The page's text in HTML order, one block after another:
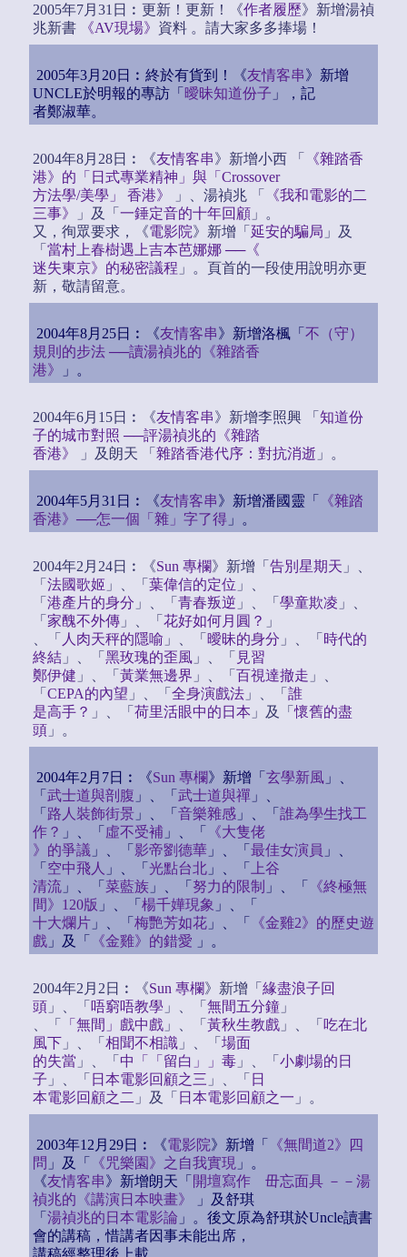
2005年7月31日︰更新！更新！《作者履歷》新增湯禎
兆新書
《AV現場》 資料 。請大家多多捧場！
2005年3月20日︰終於有貨到！《友情客串》新增
UNCLE於明報的專訪「 曖昧知道份子 」，記
者鄭淑華。
2004年8月28日︰《友情客串》新增小西 「
《雜踏香
港》的「日式專業精神」與「Crossover
方法學/美學」 香港》
」、湯禎兆 「
《我和電影的二
三事》
」及「 一錘定音的十年回顧 」。
又，徇眾要求，《電影院》新增「 延安的騙局 」及
「 當村上春樹遇上吉本芭娜娜 ──《
迷失東京》的秘密議程 」。頁首的一段使用說明亦更
新，敬請留意。
2004年8月25日︰《友情客串》新增洛楓「 不（守）
規則的步法 ──讀湯禎兆的《雜踏香
港》
」。
2004年6月15日︰《友情客串》新增李照興 「 知道份
子的城市對照 ──評湯禎兆的《雜踏
香港》
」及朗天 「 雜踏香港代序：對抗消逝 」。
2004年5月31日︰《友情客串》新增潘國靈「
《雜踏
香港》──怎一個「雜」字了得 」。
2004年2月24日︰《Sun 專欄》新增「 告別星期天 」、
「 法國歌姬 」、「 葉偉信的定位 」、
「 港產片的身分 」、「 青春叛逆 」、「 學童欺凌 」、
「 家醜不外傳 」、「 花好如何月圓？ 」
、「 人肉天秤的隱喻 」、「 曖昧的身分 」、「 時代的
終結 」、「 黑玫瑰的歪風 」、「 見習
鄭伊健 」、「 黃業無邊界 」、「 百視達撤走 」、
「 CEPA的內望 」、「 全身演戲法 」、「 誰
是高手？ 」、「 荷里活眼中的日本 」及「懷舊的盡
頭 」。
2004年2月7日︰《Sun 專欄》新增「 玄學新風 」、
「 武士道與剖腹 」、「 武士道與禪 」、
「 路人裝飾街景 」、「 音樂雜感 」、「 誰為學生找工
作？ 」、「 虛不受補 」、「
《大隻佬
》的爭議 」、「 影帝劉德華 」、「 最佳女演員 」、
「 空中飛人 」、「 光點台北 」、「
上谷
清流 」、「 菜藍族 」、「 努力的限制 」、「
《終極無
間》120版 」、「 楊千嬅現象 」、「
十大爛片 」、「 梅艷芳如花 」、「
《金雞2》的歷史遊
戲 」及「 《金雞》的錯愛 」。
2004年2月2日︰《Sun 專欄》新增「 緣盡浪子回
頭 」、「 唔窮唔教學 」、「 無間五分鐘 」
、「
「無間」戲中戲 」、「 黃秋生教戲 」、「 吃在北
風下 」、「 相聞不相識 」、「 場面
的失當 」、「 中「「留白」」毒 」、「 小劇場的日
子 」、「 日本電影回顧之三 」、「 日
本電影回顧之二 」及「 日本電影回顧之一 」。
2003年12月29日︰《電影院》新增「
《無間道2》四
問 」及「 《咒樂園》之自我實現 」。
《友情客串》新增朗天「 開壇寫作 毌忘面具 －－湯
禎兆的《講演日本映畫》
」及舒琪
「 湯禎兆的日本電影論 」。後文原為舒琪於Uncle讀書
會的講稿，惜講者因事未能出席，
講稿經整理後上載。